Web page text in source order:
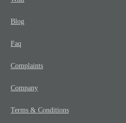
Blog
Faq
Complaints
Company
Terms & Conditions